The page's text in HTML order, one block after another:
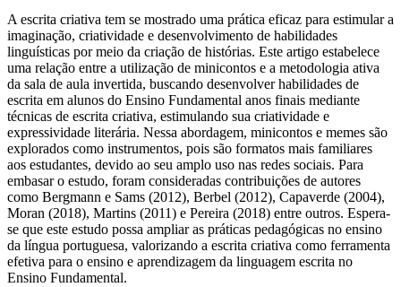
A escrita criativa tem se mostrado uma prática eficaz para estimular a
imaginação, criatividade e desenvolvimento de habilidades
linguísticas por meio da criação de histórias. Este artigo estabelece
uma relação entre a utilização de minicontos e a metodologia ativa
da sala de aula invertida, buscando desenvolver habilidades de
escrita em alunos do Ensino Fundamental anos finais mediante
técnicas de escrita criativa, estimulando sua criatividade e
expressividade literária. Nessa abordagem, minicontos e memes são
explorados como instrumentos, pois são formatos mais familiares
aos estudantes, devido ao seu amplo uso nas redes sociais. Para
embasar o estudo, foram consideradas contribuições de autores
como Bergmann e Sams (2012), Berbel (2012), Capaverde (2004),
Moran (2018), Martins (2011) e Pereira (2018) entre outros. Espera-
se que este estudo possa ampliar as práticas pedagógicas no ensino
da língua portuguesa, valorizando a escrita criativa como ferramenta
efetiva para o ensino e aprendizagem da linguagem escrita no
Ensino Fundamental.